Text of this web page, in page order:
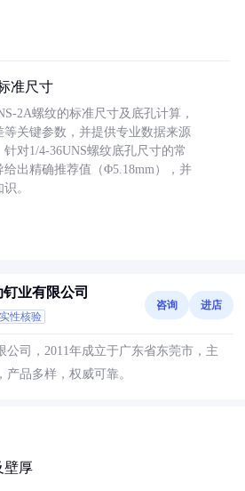
准尺寸
2A螺纹的标准尺寸及底孔计算，
关键参数，并提供专业数据来源
针对1/4-36UNS螺纹底孔尺寸的常
给出精确推荐值（Φ5.18mm），并
。
业有限公司
性核验
咨询 进店
公司，2011年成立于广东省东莞市，主
品多样，权威可靠。
壁厚